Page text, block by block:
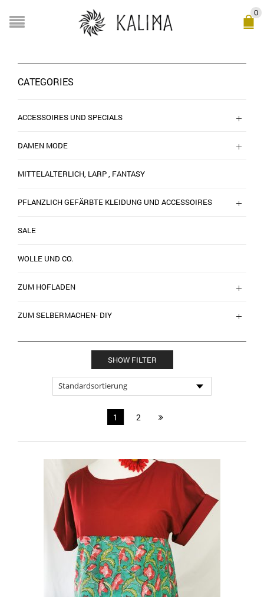
0
SHOW FILTER
1 2
CATEGORIES
ACCESSOIRES UND SPECIALS
DAMEN MODE
MITTELALTERLICH, LARP , FANTASY
PFLANZLICH GEFÄRBTE KLEIDUNG UND ACCESSOIRES
SALE
WOLLE UND CO.
ZUM HOFLADEN
ZUM SELBERMACHEN- DIY